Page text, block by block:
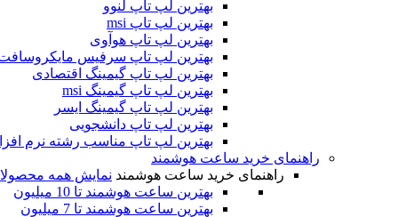
بهترین لپ تاپ لنوو
بهترین لپ تاپ msi
بهترین لپ تاپ هوآوی
بهترین لپ تاپ سرفیس
بهترین لپ تاپ گیمینگ اقتصادی
بهترین لپ تاپ گیمینگ msi
بهترین لپ تاپ گیمینگ ایسر
بهترین لپ تاپ دانشجویی
بهترین لپ تاپ مناسب رشته نرم
راهنمای خرید ساعت هوشمند
راهنمای خرید ساعت هوشمند نمایش همه
بهترین ساعت هوشمند تا 10 میلیون
بهترین ساعت هوشمند تا 7 میلیون